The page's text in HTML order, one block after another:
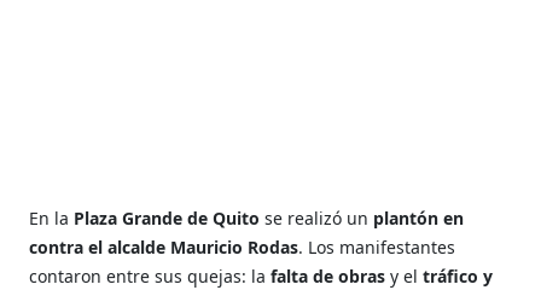
En la Plaza Grande de Quito se realizó un plantón en
contra el alcalde Mauricio Rodas. Los manifestantes
contaron entre sus quejas: la falta de obras y el tráfico y